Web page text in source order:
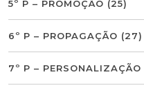
5º P – PROMOÇÃO (25)
6º P – PROPAGAÇÃO (27)
7º P – PERSONALIZAÇÃO